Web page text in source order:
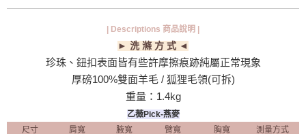
| Descriptions 商品說明 |
► 洗 滌 方 式 ◄
珍珠、鈕扣表面皆有些許摩擦痕跡純屬正常現象
厚磅100%雙面羊毛 / 狐狸毛領(可拆)
重量：1.4kg
乙薇Pick-燕麥
尺寸
肩寬 腋寬 臂寬 胸寬
測量方式